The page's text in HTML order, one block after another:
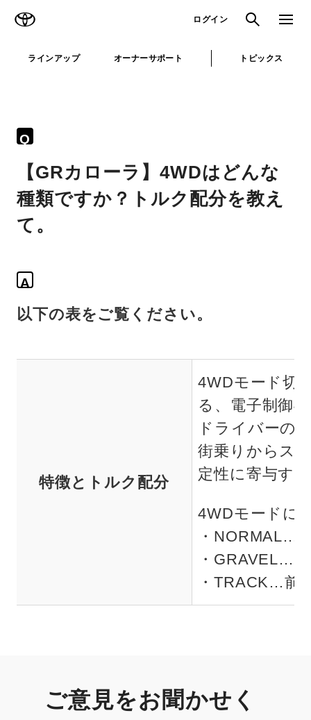
ログイン 検索 メニュ
ラインアップ オーナーサポート トピックス
Q
【GRカローラ】4WDはどんな
種類ですか？トルク配分を教え
て。
A
以下の表をご覧ください。
特徴とトルク配分
4WDモード切
る、電子制御
ドライバーの
街乗りからス
定性に寄与す
4WDモードに
・NORMAL…
・GRAVEL…
・TRACK…前
ご意見をお聞かせく